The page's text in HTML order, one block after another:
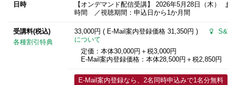
日時 【オンデマンド配信受講】 2026年5月28日
（木）
時間 ／視聴期間：申込日から1か月間
受講料(税込)
各種割引特典
33,000円 ( E-Mail案内登録価格 31,350円 )
について
定価：本体30,000円＋税3,000円
E-Mail案内登録価格：本体28,500円＋税2,850円
E-Mail案内登録なら、2名同時申込みで1名分無料